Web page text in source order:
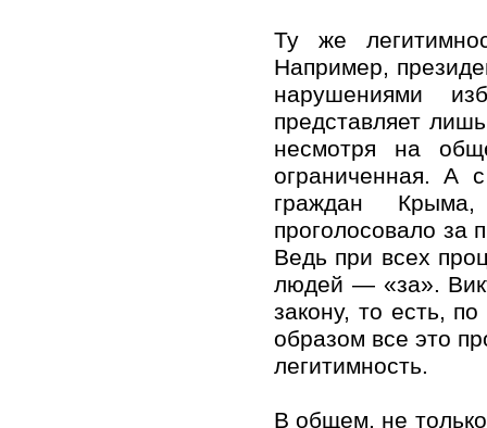
Ту же
Например,
нарушениями
представляет
несмотря на
ограниченная. А
граждан
проголосовало за
Ведь при всех
людей — «за».
закону, то есть,
образом все это
легитимность.
В общем, не только